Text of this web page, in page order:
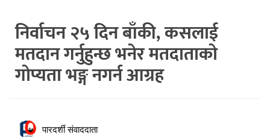
प्रमुख
खबर
समाचार
माडी
निर्वाचन २५ दिन बाँकी, कसलाई
मतदान गर्नुहुन्छ भनेर मतदाताको
गोप्यता भङ्ग नगर्न आग्रह
पारदर्शी संवाददाता